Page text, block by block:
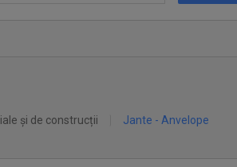
și de construcții Jante - Anvelope